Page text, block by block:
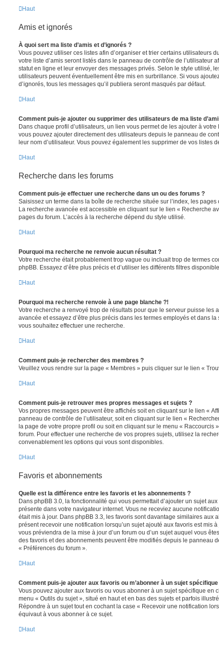
Haut
Amis et ignorés
À quoi sert ma liste d’amis et d’ignorés ?
Vous pouvez utiliser ces listes afin d’organiser et trier certains utilisateurs
votre liste d’amis seront listés dans le panneau de contrôle de l’utilisateur
statut en ligne et leur envoyer des messages privés. Selon le style utilisé,
utilisateurs peuvent éventuellement être mis en surbrillance. Si vous
d’ignorés, tous les messages qu’il publiera seront masqués par défaut.
Haut
Comment puis-je ajouter ou supprimer des utilisateurs de ma liste
Dans chaque profil d’utilisateurs, un lien vous permet de les ajouter à votre
vous pouvez ajouter directement des utilisateurs depuis le panneau de
leur nom d’utilisateur. Vous pouvez également les supprimer de vos listes
Haut
Recherche dans les forums
Comment puis-je effectuer une recherche dans un ou des forums ?
Saisissez un terme dans la boîte de recherche située sur l’index, les
La recherche avancée est accessible en cliquant sur le lien « Recherche
pages du forum. L’accès à la recherche dépend du style utilisé.
Haut
Pourquoi ma recherche ne renvoie aucun résultat ?
Votre recherche était probablement trop vague ou incluait trop de termes
phpBB. Essayez d’être plus précis et d’utiliser les différents filtres
Haut
Pourquoi ma recherche renvoie à une page blanche ?!
Votre recherche a renvoyé trop de résultats pour que le serveur puisse les
avancée et essayez d’être plus précis dans les termes employés et dans
vous souhaitez effectuer une recherche.
Haut
Comment puis-je rechercher des membres ?
Veuillez vous rendre sur la page « Membres » puis cliquer sur le lien «
Haut
Comment puis-je retrouver mes propres messages et sujets ?
Vos propres messages peuvent être affichés soit en cliquant sur le lien «
panneau de contrôle de l’utilisateur, soit en cliquant sur le lien «
la page de votre propre profil ou soit en cliquant sur le menu « Raccourcis
forum. Pour effectuer une recherche de vos propres sujets, utilisez la
convenablement les options qui vous sont disponibles.
Haut
Favoris et abonnements
Quelle est la différence entre les favoris et les abonnements ?
Dans phpBB 3.0, la fonctionnalité qui vous permettait d’ajouter un sujet
présente dans votre navigateur internet. Vous ne receviez aucune
était mis à jour. Dans phpBB 3.3, les favoris sont davantage similaires aux
présent recevoir une notification lorsqu’un sujet ajouté aux favoris est mis
vous préviendra de la mise à jour d’un forum ou d’un sujet auquel vous
des favoris et des abonnements peuvent être modifiés depuis le panneau
« Préférences du forum ».
Haut
Comment puis-je ajouter aux favoris ou m’abonner à un sujet spécifique
Vous pouvez ajouter aux favoris ou vous abonner à un sujet spécifique en
menu « Outils du sujet », situé en haut et en bas des sujets et parfois
Répondre à un sujet tout en cochant la case « Recevoir une notification
équivaut à vous abonner à ce sujet.
Haut